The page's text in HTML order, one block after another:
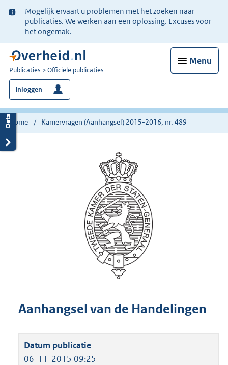
Ter
informatie:
Mogelijk ervaart u problemen met het zoeken naar
publicaties. We werken aan een oplossing. Excuses voor
het ongemak.
Menu
U
bent
nu
hier:
Publicaties Officiële publicaties
Inloggen
Home Kamervragen (Aanhangsel) 2015-2016, nr. 489
Aanhangsel van de Handelingen
06-11-2015 09:25